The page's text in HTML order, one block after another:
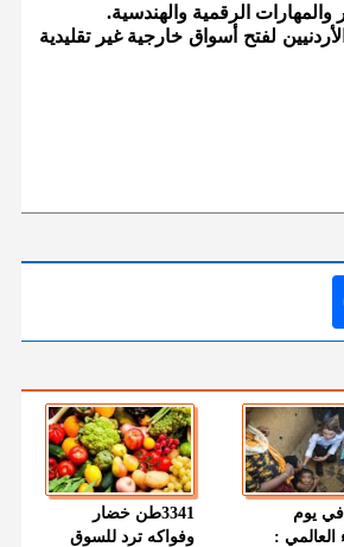
والمهارات الرقمية والهندسية.
لفتح أسواق خارجية غير تقليدية
في يوم
العالمي :
3341طن خضار
وفواكه ترد للسوق